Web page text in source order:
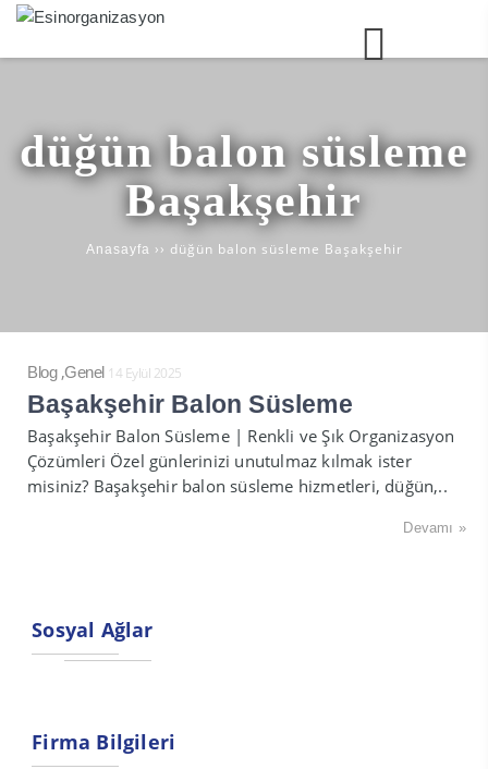
düğün balon süsleme
Başakşehir
Anasayfa ›› düğün balon süsleme Başakşehir
Blog,Genel 14 Eylül 2025
Başakşehir Balon Süsleme
Başakşehir Balon Süsleme | Renkli ve Şık Organizasyon
Çözümleri Özel günlerinizi unutulmaz kılmak ister
misiniz? Başakşehir balon süsleme hizmetleri, düğün,..
Devamı »
Sosyal Ağlar
Firma Bilgileri